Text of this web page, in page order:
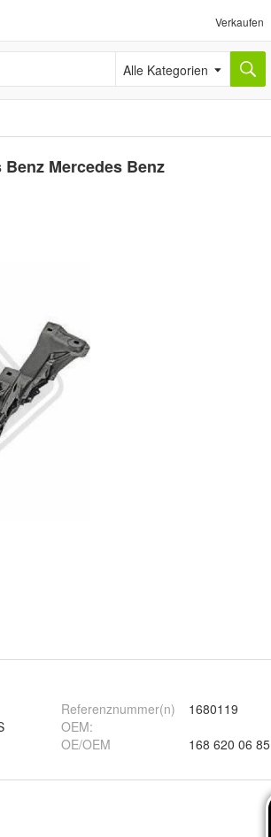
Verkaufen
Alle Kategorien
Mercedes Benz
Referenznummer(n)
OEM:
1680119
OE/OEM
168 620 06 85